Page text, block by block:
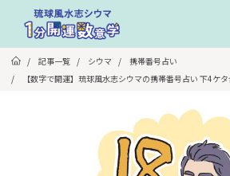
/ 記事一覧 / シウマ /
携帯番号占い
/
【数字で開運】琉球風水志シウマの携帯番号占い 下4ケタ